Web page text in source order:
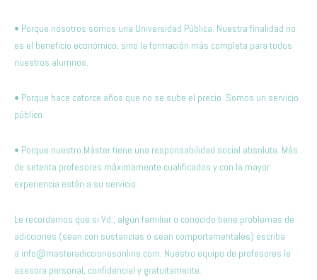
• Porque nosotros somos una Universidad Pública. Nuestra finalidad no
es el beneficio económico, sino la formación más completa para todos
nuestros alumnos.
• Porque hace catorce años que no se sube el precio. Somos un servicio
público.
• Porque nuestro Máster tiene una responsabilidad social absoluta. Más
de setenta profesores máximamente cualificados y con la mayor
experiencia están a su servicio.
Le recordamos que si Vd., algún familiar o conocido tiene problemas de
adicciones (sean con sustancias o sean comportamentales) escriba
a info@masteradiccionesonline.com. Nuestro equipo de profesores le
asesora personal, confidencial y gratuitamente.